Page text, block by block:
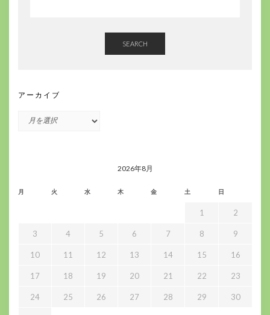
SEARCH
アーカイブ
2026年8月
月 火 水 木 金 土 日
1 2
3 4 5 6 7 8 9
10 11 12 13 14 15 16
17 18 19 20 21 22 23
24 25 26 27 28 29 30